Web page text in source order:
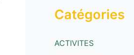
Catégories
ACTIVITES